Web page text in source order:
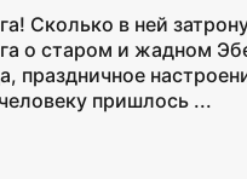
Сколько в ней
о старом и жадном
пришлось ...